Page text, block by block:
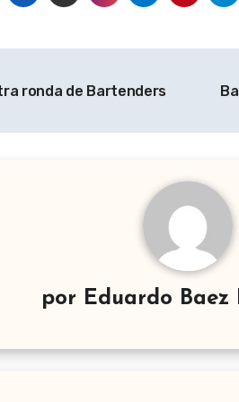
ronda de Bartenders
por Eduardo Baez